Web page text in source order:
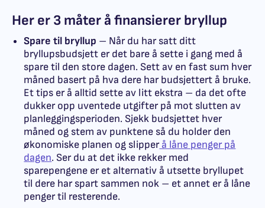
Her er 3 måter å finansierer bryllup
Spare til bryllup – Når du har satt ditt
bryllupsbudsjett er det bare å sette i gang med å
spare til den store dagen. Sett av en fast sum hver
måned basert på hva dere har budsjettert å bruke.
Et tips er å alltid sette av litt ekstra – da det ofte
dukker opp uventede utgifter på mot slutten av
planleggingsperioden. Sjekk budsjettet hver
måned og stem av punktene så du holder den
økonomiske planen og slipperå låne penger på
dagen. Ser du at det ikke rekker med
sparepengene er et alternativ å utsette bryllupet
til dere har spart sammen nok – et annet er å låne
penger til resterende.